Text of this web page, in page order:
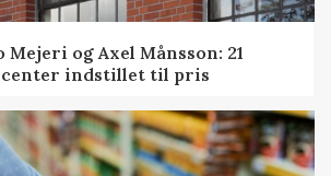
og Axel Månsson: 21
indstillet til pris